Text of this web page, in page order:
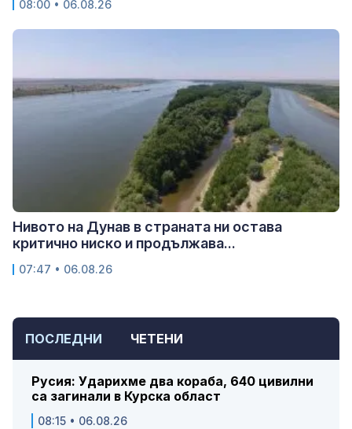
ПОСЛЕДНИ ЧЕТЕНИ
Русия: Ударихме два кораба, 640 цивилни
са загинали в Курска област
08:15 • 06.08.26
08:00 • 06.08.26
Нивото на Дунав в страната ни остава
критично ниско и продължава...
07:47 • 06.08.26